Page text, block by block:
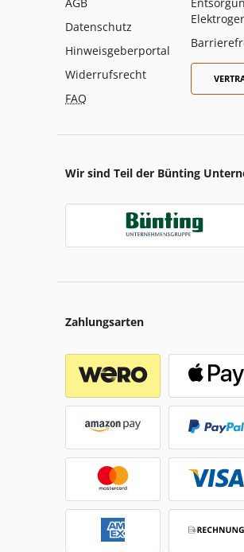
Datenschutz
Hinweisgeberportal
Widerrufsrecht
FAQ
Wir sind Teil der Bünting
Zahlungsarten